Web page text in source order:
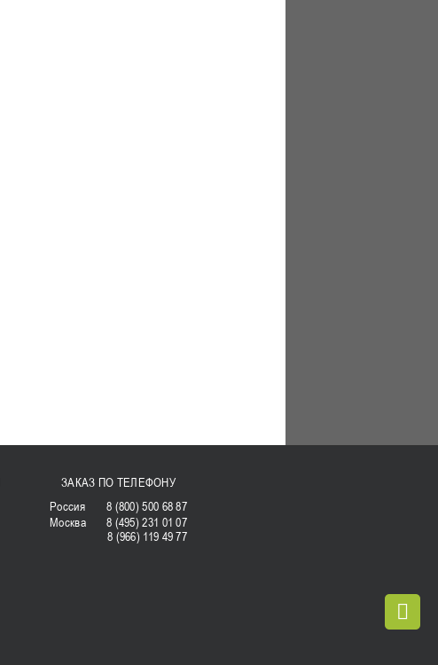
ЗАКАЗ ПО ТЕЛЕФОНУ
Россия
8 (800) 500 68 87
Москва
8 (495) 231 01 07
8 (966) 119 49 77